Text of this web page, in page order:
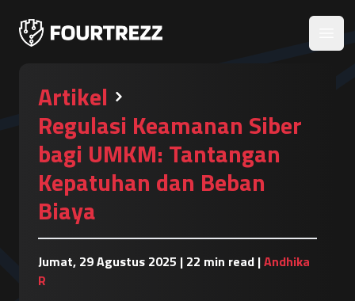
Artikel
Regulasi Keamanan Siber
bagi UMKM: Tantangan
Kepatuhan dan Beban
Biaya
Jumat, 29 Agustus 2025 | 22 min read |Andhika
R